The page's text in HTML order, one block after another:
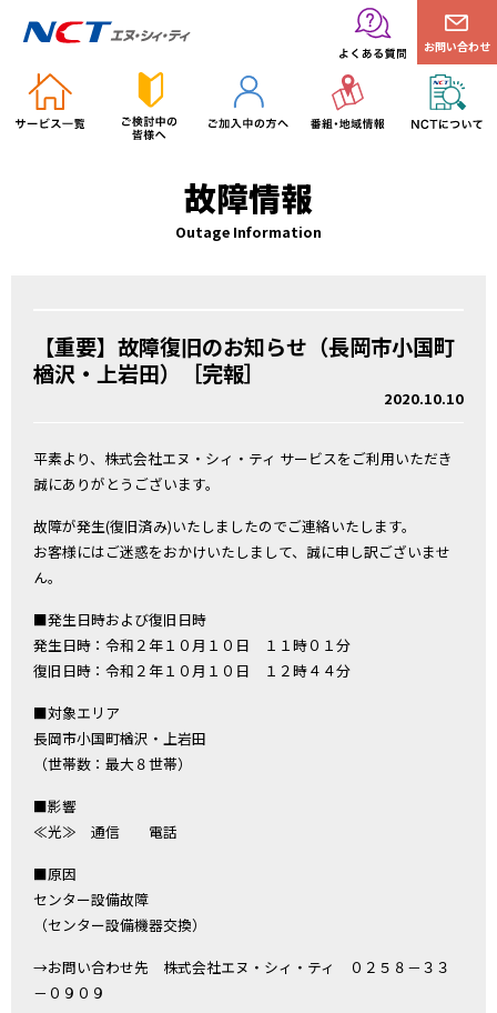
お問い合わせ
故障情報
Outage Information
【重要】故障復旧のお知らせ（長岡市小国町
楢沢・上岩田）［完報］
2020.10.10
平素より、株式会社エヌ・シィ・ティ サービスをご利用いただき
誠にありがとうございます。
故障が発生(復旧済み)いたしましたのでご連絡いたします。
お客様にはご迷惑をおかけいたしまして、誠に申し訳ございませ
ん。
■発生日時および復旧日時
発生日時：令和２年１０月１０日 １１時０１分
復旧日時：令和２年１０月１０日 １２時４４分
■対象エリア
長岡市小国町楢沢・上岩田
（世帯数：最大８世帯）
■影響
≪光≫ 通信 電話
■原因
センター設備故障
（センター設備機器交換）
→お問い合わせ先 株式会社エヌ・シィ・ティ ０２５８－３３
－０９０９